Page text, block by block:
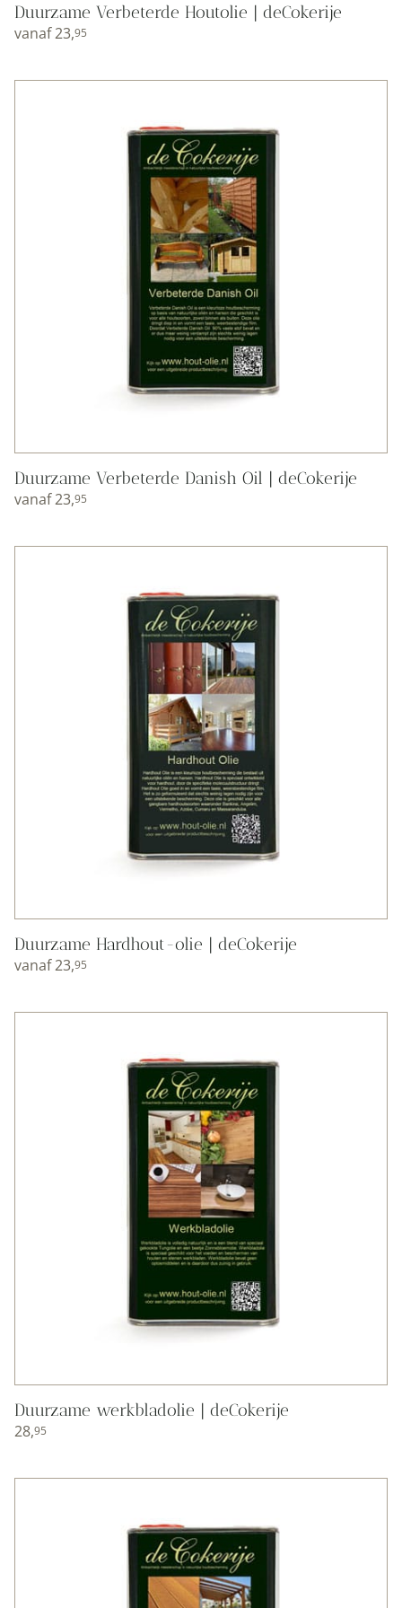
Duurzame Verbeterde Houtolie | deCokerije
vanaf23,95
Duurzame Verbeterde Danish Oil | deCokerije
vanaf23,95
Duurzame Hardhout-olie | deCokerije
vanaf23,95
Duurzame werkbladolie | deCokerije
28,95